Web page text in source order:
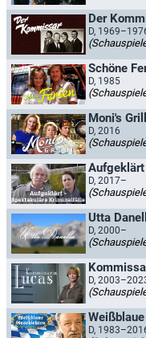
Der
D,
Schöne
D, 1985
Moni's Grill
D, 2016
D, 2017–
Utta
D, 2000–
D,
D,